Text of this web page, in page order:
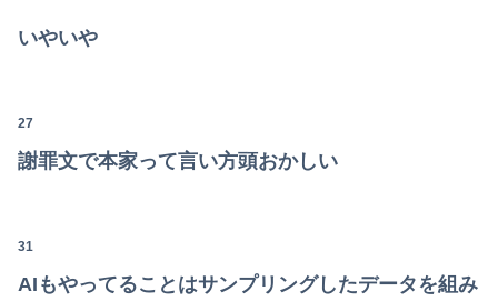
いやいや
27
謝罪文で本家って言い方頭おかしい
31
AIもやってることはサンプリングしたデータを組み